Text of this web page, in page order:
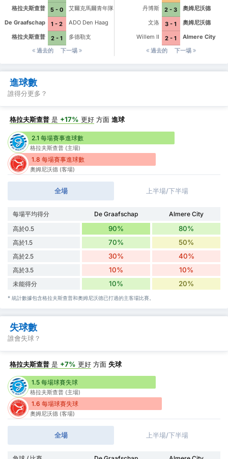
格拉夫斯查普
5 - 0
艾爾克馬爾青年隊
De Graafschap
1 - 2
ADO Den Haag
格拉夫斯查普
2 - 1
多德勒支
過去的
下一埸
丹博斯
2 - 3
奧姆尼沃德
文洛
3 - 1
奧姆尼沃德
Willem II
2 - 1
Almere City
過去的
下一埸
進球數
誰得分更多？
格拉夫斯查普 是 +17% 更好 方面 進球
2.1 每場賽事進球數
格拉夫斯查普 (主場)
1.8 每場賽事進球數
奧姆尼沃德 (客場)
全場 上半場/下半場
每場平均得分 De Graafschap
Almere City
高於0.5
90% 80%
高於1.5 70% 50%
高於2.5 30% 40%
高於3.5 10% 10%
未能得分 10% 20%
* 統計數據包含格拉夫斯查普和奧姆尼沃德已打過的主客場比賽。
失球數
誰會失球？
格拉夫斯查普 是 +7% 更好 方面 失球
1.5 每場球賽失球
格拉夫斯查普 (主場)
1.6 每場球賽失球
奧姆尼沃德 (客場)
全場 上半場/下半場